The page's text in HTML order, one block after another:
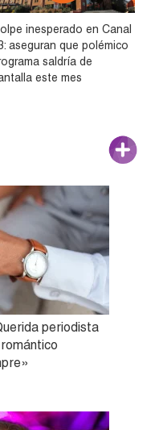
inesperado en Canal
aseguran que polémico
saldría de
este mes
periodista